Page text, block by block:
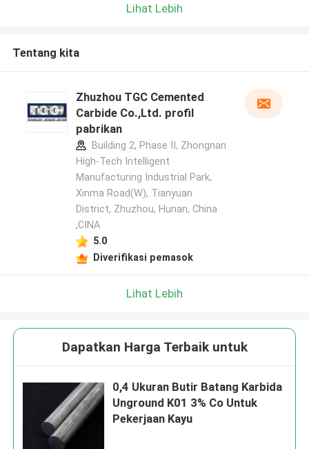
Lihat Lebih
Tentang kita
Zhuzhou TGC Cemented
Carbide Co.,Ltd. profil
pabrikan
Building 2, Phase II, Zhongnan
High-Tech Intelligent
Manufacturing Industrial Park,
Xinma Road(W), Tianyuan
District, Zhuzhou, Hunan, China
,CINA
5.0
Diverifikasi pemasok
Lihat Lebih
Dapatkan Harga Terbaik untuk
0,4 Ukuran Butir Batang Karbida
Unground K01 3% Co Untuk
Pekerjaan Kayu